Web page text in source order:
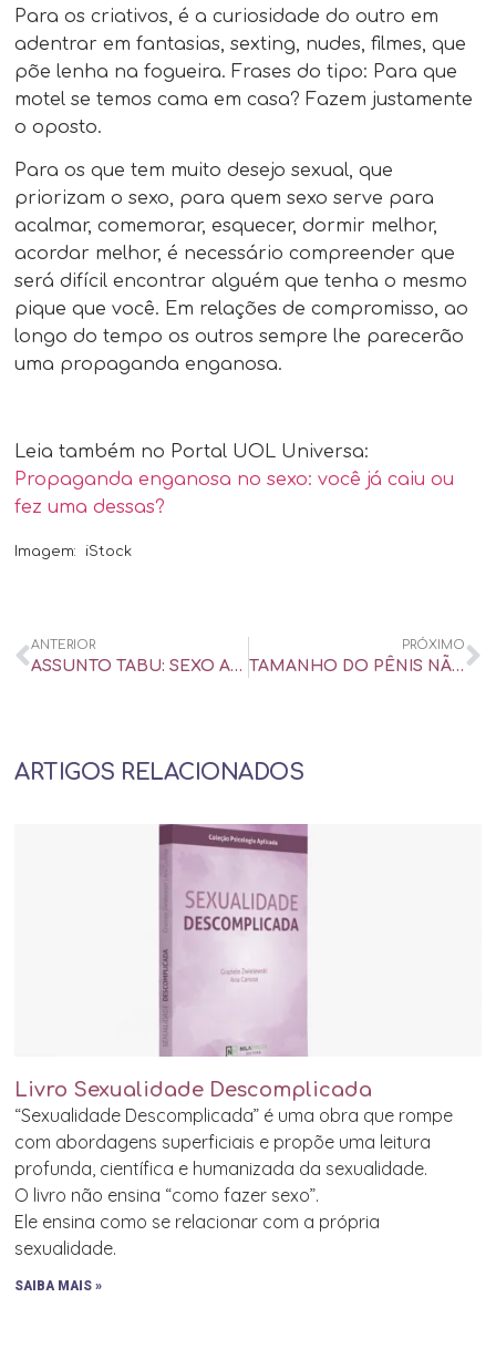
Para os criativos, é a curiosidade do outro em
adentrar em fantasias, sexting, nudes, filmes, que
põe lenha na fogueira. Frases do tipo: Para que
motel se temos cama em casa? Fazem justamente
o oposto.
Para os que tem muito desejo sexual, que
priorizam o sexo, para quem sexo serve para
acalmar, comemorar, esquecer, dormir melhor,
acordar melhor, é necessário compreender que
será difícil encontrar alguém que tenha o mesmo
pique que você. Em relações de compromisso, ao
longo do tempo os outros sempre lhe parecerão
uma propaganda enganosa.
Leia também no Portal UOL Universa:
Propaganda enganosa no sexo: você já caiu ou
fez uma dessas?
Imagem: iStock
ANTERIOR
ASSUNTO TABU: SEXO ANAL – CBN PARA MAIORES – NOITE TOTAL – ENTREVISTA
PRÓXIMO
TAMANHO DO PÊNIS NÃO É DETERMINANTE – CBN PARA MAIORES – NOITE TOTAL – ENTREVISTA
ARTIGOS RELACIONADOS
Livro Sexualidade Descomplicada
“Sexualidade Descomplicada” é uma obra que rompe
com abordagens superficiais e propõe uma leitura
profunda, científica e humanizada da sexualidade.
O livro não ensina “como fazer sexo”.
Ele ensina como se relacionar com a própria
sexualidade.
SAIBA MAIS »